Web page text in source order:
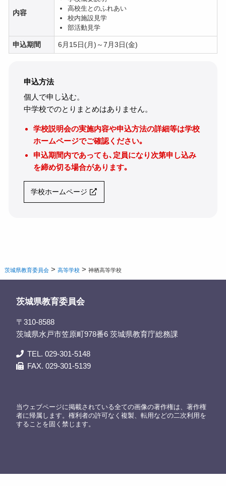
内容
高校生とのふれあい
校内施設見学
部活動見学
申込期間 6月15日(月)～7月3日(金)
申込方法
個人で申し込む。
中学校でのとりまとめはありません。
学校説明会の実施内容や申込方法の詳細等は学校
ホームページでご確認ください｡
申込期間内であっても､定員になり次第申し込み
を締め切る場合があります｡
学校ホームページ
茨城県教育委員会 >高等学校 >神栖高等学校
茨城県教育委員会
〒310-8588
茨城県水戸市笠原町978番6 茨城県教育庁総務課
TEL. 029-301-5148
FAX. 029-301-5139
当ウェブページに掲載されている全ての画像の著作権は、著作権
者に帰属します。権利者の許可なく複製、転用などの二次利用を
することを固く禁じます。